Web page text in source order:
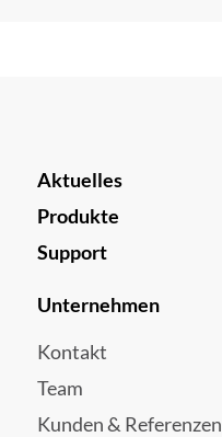
Aktuelles
Produkte
Support
Unternehmen
Kontakt
Team
Kunden & Referenzen